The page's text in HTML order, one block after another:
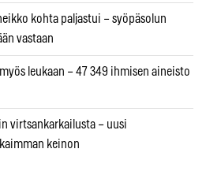
kohta paljastui – syöpäsolun
vastaan
leukaan – 47 349 ihmisen aineisto
virtsankarkailusta – uusi
keinon